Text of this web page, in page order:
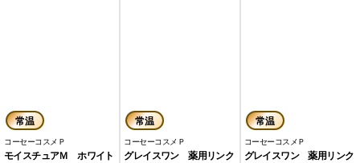
常温
コーセーコスメＰ
モイスチュアＭ ホワイト
常温
コーセーコスメＰ
グレイスワン 薬用リンク
常温
コーセーコスメＰ
グレイスワン 薬用リンク